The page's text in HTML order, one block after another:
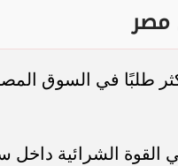
الشرائية داخل